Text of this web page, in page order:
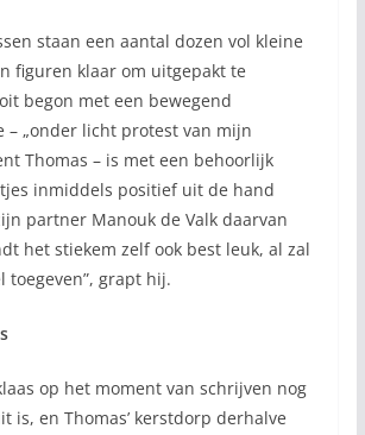
staan een aantal dozen vol kleine
figuren klaar om uitgepakt te
begon met een bewegend
– „onder licht protest van mijn
Thomas – is met een behoorlijk
inmiddels positief uit de hand
partner Manouk de Valk daarvan
het stiekem zelf ook best leuk, al zal
toegeven”, grapt hij.
op het moment van schrijven nog
is, en Thomas’ kerstdorp derhalve